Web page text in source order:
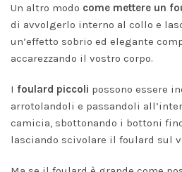
Un altro modo come mettere un
di avvolgerlo interno al collo e
un’effetto sobrio ed elegante
accarezzando il vostro corpo.
I foulard piccoli possono essere
arrotolandoli e passandoli
camicia, sbottonando i bottoni
lasciando scivolare il foulard sul